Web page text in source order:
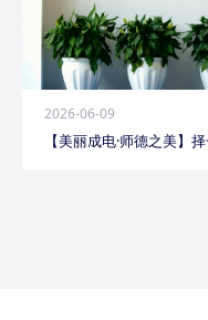
2026-06-09
【美丽成电·师德之美】